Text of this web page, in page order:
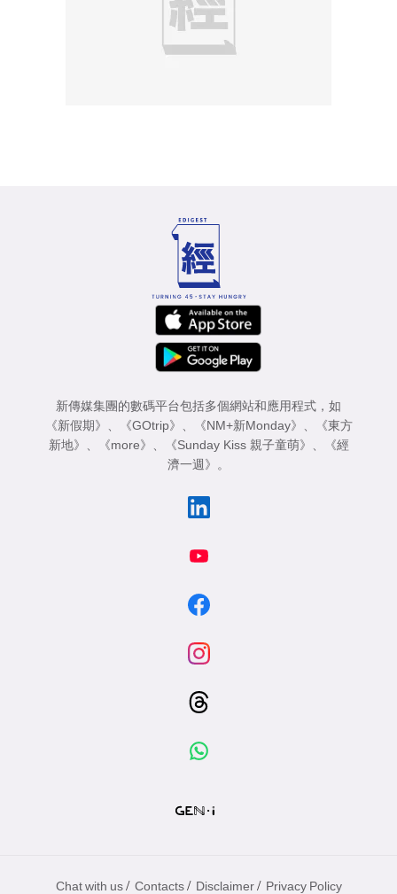
新傳媒集團的數碼平台包括多個網站和應用程式，如
《新假期》
《GOtrip》 《NM+新Monday》
《東方
新地》
《more》 《Sunday Kiss 親子童萌》
《經
濟一週》
。
Chat with us / Contacts / Disclaimer / Privacy Policy